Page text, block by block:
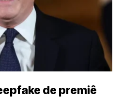
de premiê